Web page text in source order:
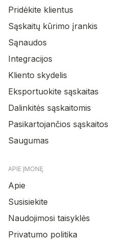
Pridėkite klientus
Sąskaitų kūrimo įrankis
Sąnaudos
Integracijos
Kliento skydelis
Eksportuokite sąskaitas
Dalinkitės sąskaitomis
Pasikartojančios sąskaitos
Saugumas
APIE ĮMONĘ
Apie
Susisiekite
Naudojimosi taisyklės
Privatumo politika